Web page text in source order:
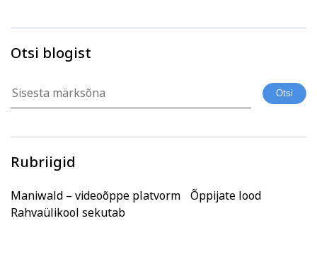
Otsi blogist
Rubriigid
Maniwald – videoõppe platvorm Õppijate lood
Rahvaülikool sekutab